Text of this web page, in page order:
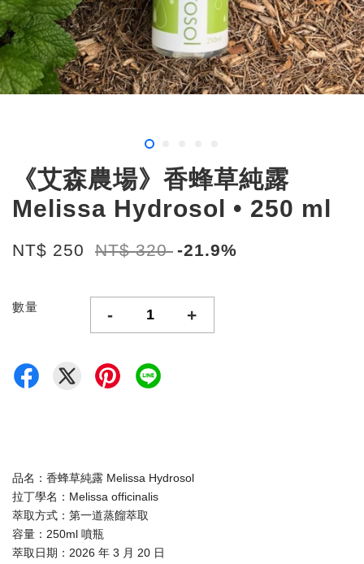
《艾森農場》香蜂草純露
Melissa Hydrosol • 250 ml
NT$ 250 NT$ 320 -21.9%
數量 - +
品名：香蜂草純露 Melissa Hydrosol
拉丁學名：Melissa officinalis
萃取方式：第一道蒸餾萃取
容量：250ml 噴瓶
萃取日期：2026 年 3 月 20 日